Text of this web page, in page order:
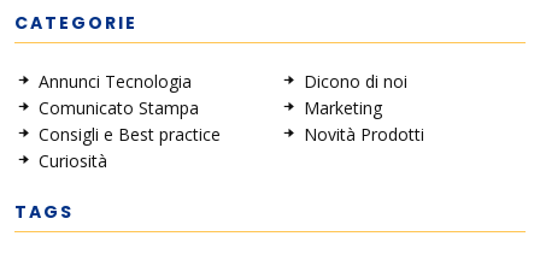
CATEGORIE
Annunci Tecnologia
Comunicato Stampa
Consigli e Best practice
Curiosità
Dicono di noi
Marketing
Novità Prodotti
TAGS